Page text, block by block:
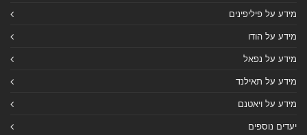
מידע על פיליפינים
מידע על הודו
מידע על נפאל
מידע על תאילנד
מידע על ויאטנם
יעדים נוספים